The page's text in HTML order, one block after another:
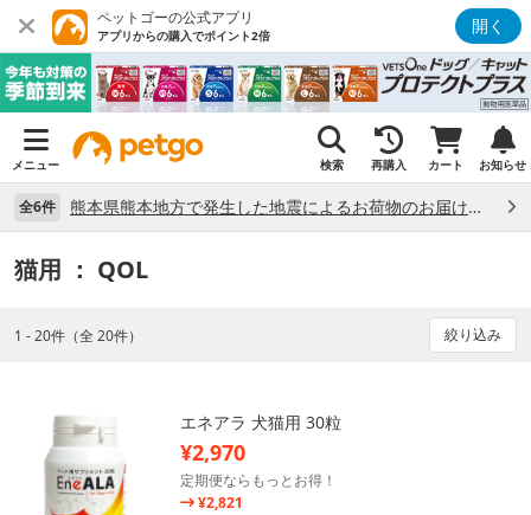
ペットゴーの公式アプリ
アプリからの購入でポイント2倍 開く
メニュー 検索 再購入 カート お知らせ
全6件 熊本県熊本地方で発生した地震によるお荷物のお届け状況について （7/28）
猫用 ： QOL
1 - 20件（全 20件） 絞り込み
エネアラ 犬猫用 30粒
¥2,970
定期便ならもっとお得！
¥2,821